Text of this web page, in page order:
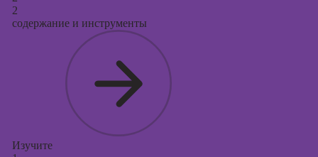
2
содержание и инструменты
Изучите